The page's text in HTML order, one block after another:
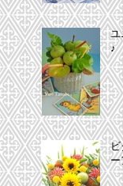
ユ
♪
ビ
ー